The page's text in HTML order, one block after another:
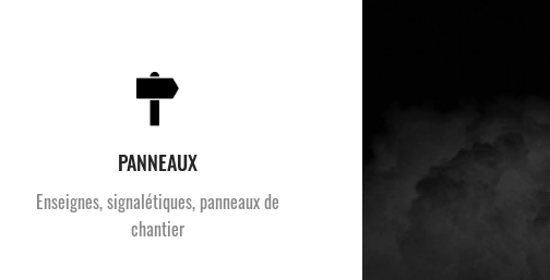
PANNEAUX
Enseignes, signalétiques, panneaux de
chantier